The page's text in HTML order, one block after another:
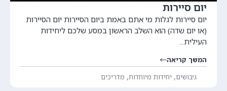
יום סיירות
יום סיירות לגלות מי אתם באמת ביום הסיירות יום הסיירות
(או יום שדה) הוא השלב הראשון במסע שלכם ליחידות
העילית...
המשך קריאה
גיבושים, יחידות מיוחדות, מדריכים